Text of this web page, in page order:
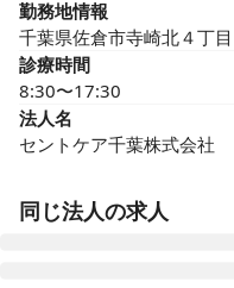
勤務地情報
千葉県佐倉市寺崎北４丁
診療時間
8:30〜17:30
法人名
セントケア千葉株式会社
同じ法人の求人